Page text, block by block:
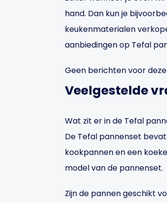
hand. Dan kun je
keukenmaterialen
aanbiedingen op Tefal
Geen berichten voor
Veelgestelde
Wat zit er in de Tefal
De Tefal pannenset
kookpannen en een
model van de pannenset.
Zijn de pannen geschikt